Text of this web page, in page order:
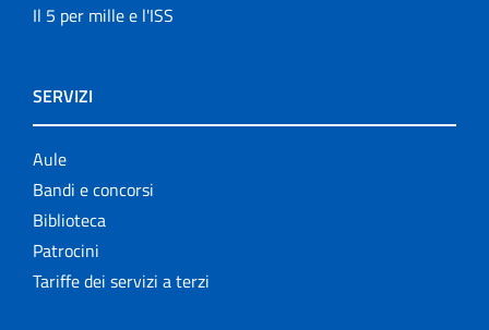
Il 5 per mille e l'ISS
SERVIZI
Aule
Bandi e concorsi
Biblioteca
Patrocini
Tariffe dei servizi a terzi